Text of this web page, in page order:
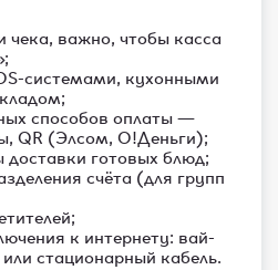
чека, важно, чтобы касса
системами, кухонными
способов оплаты —
QR (Элсом, О!Деньги);
доставки готовых блюд;
счёта (для групп
к интернету: вай-
стационарный кабель.